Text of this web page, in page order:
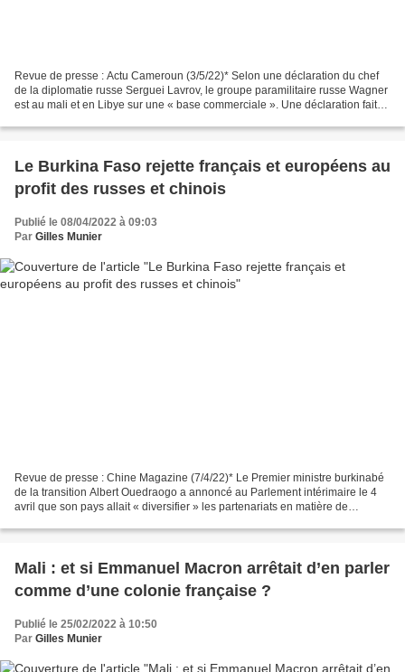
Revue de presse : Actu Cameroun (3/5/22)* Selon une déclaration du chef
de la diplomatie russe Serguei Lavrov, le groupe paramilitaire russe Wagner
est au mali et en Libye sur une « base commerciale ». Une déclaration faite
Le Burkina Faso rejette français et européens au
profit des russes et chinois
Publié le 08/04/2022 à 09:03
Par Gilles Munier
Revue de presse : Chine Magazine (7/4/22)* Le Premier ministre burkinabé
de la transition Albert Ouedraogo a annoncé au Parlement intérimaire le 4
avril que son pays allait « diversifier » les partenariats en matière de
Mali : et si Emmanuel Macron arrêtait d’en parler
comme d’une colonie française ?
Publié le 25/02/2022 à 10:50
Par Gilles Munier